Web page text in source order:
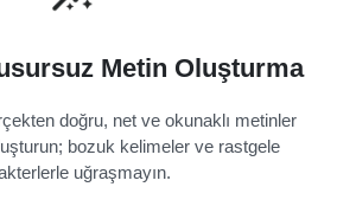
Metin Oluşturma
doğru, net ve okunaklı metinler
bozuk kelimeler ve rastgele
uğraşmayın.